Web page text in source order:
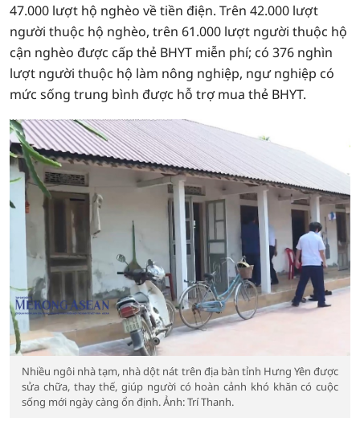
47.000 lượt hộ nghèo về tiền điện. Trên 42.000 lượt
người thuộc hộ nghèo, trên 61.000 lượt người thuộc hộ
cận nghèo được cấp thẻ BHYT miễn phí; có 376 nghìn
lượt người thuộc hộ làm nông nghiệp, ngư nghiệp có
mức sống trung bình được hỗ trợ mua thẻ BHYT.
Nhiều ngôi nhà tạm, nhà dột nát trên địa bàn tỉnh Hưng Yên được
sửa chữa, thay thế, giúp người có hoàn cảnh khó khăn có cuộc
sống mới ngày càng ổn định. Ảnh: Trí Thanh.